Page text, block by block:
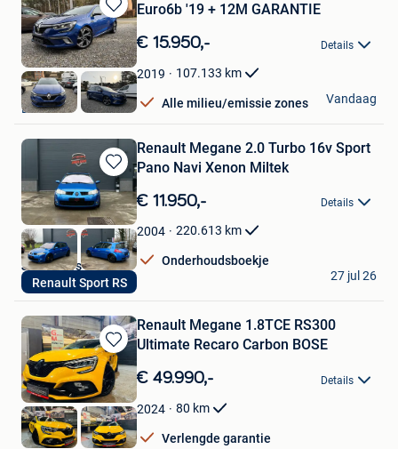
Bewaren
in
Mijn
Favorieten
Euro6b '19 + 12M GARANTIE
€ 15.950,- Details
2019 107.133 km
Alle milieu/emissie zones
NTW Cars
Balen
Vandaag
Bewaren
in
Mijn
Favorieten
Renault Sport RS
Renault Megane 2.0 Turbo 16v Sport
Pano Navi Xenon Miltek
€ 11.950,- Details
2004 220.613 km
Onderhoudsboekje
Joker Cars
Grimbergen
27 jul 26
Bewaren
in
Mijn
Favorieten
Renault Megane 1.8TCE RS300
Ultimate Recaro Carbon BOSE
€ 49.990,- Details
2024 80 km
Verlengde garantie